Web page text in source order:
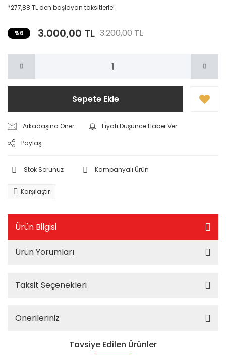
*277,88 TL den başlayan taksitlerle!
%6 3.000,00 TL 3.200,00 TL
Sepete Ekle
Arkadaşına Öner
Fiyatı Düşünce Haber Ver
Paylaş
Stok Sorunuz Kampanyalı Ürün
Karşılaştır
Ürün Bilgisi
Ürün Yorumları
Taksit Seçenekleri
Önerileriniz
Tavsiye Edilen Ürünler